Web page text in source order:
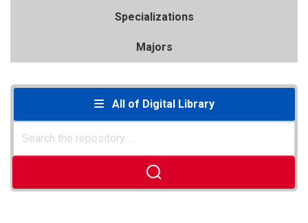
Specializations
Majors
All of Digital Library